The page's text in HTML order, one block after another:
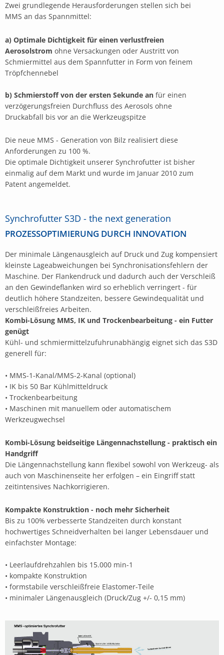
Zwei grundlegende Herausforderungen stellen sich bei
MMS an das Spannmittel:
a) Optimale Dichtigkeit für einen verlustfreien
Aerosolstrom ohne Versackungen oder Austritt von
Schmiermittel aus dem Spannfutter in Form von feinem
Tröpfchennebel
b) Schmierstoff von der ersten Sekunde an für einen
verzögerungsfreien Durchfluss des Aerosols ohne
Druckabfall bis vor an die Werkzeugspitze
Die neue MMS - Generation von Bilz realisiert diese
Anforderungen zu 100 %.
Die optimale Dichtigkeit unserer Synchrofutter ist bisher
einmalig auf dem Markt und wurde im Januar 2010 zum
Patent angemeldet.
Synchrofutter S3D - the next generation
PROZESSOPTIMIERUNG DURCH INNOVATION
Der minimale Längenausgleich auf Druck und Zug kompensiert
kleinste Lageabweichungen bei Synchronisationsfehlern der
Maschine. Der Flankendruck und dadurch auch der Verschleiß
an den Gewindeflanken wird so erheblich verringert - für
deutlich höhere Standzeiten, bessere Gewindequalität und
verschleißfreies Arbeiten.
Kombi-Lösung MMS, IK und Trockenbearbeitung - ein Futter
genügt
Kühl- und schmiermittelzufuhrunabhängig eignet sich das S3D
generell für:
• MMS-1-Kanal/MMS-2-Kanal (optional)
• IK bis 50 Bar Kühlmitteldruck
• Trockenbearbeitung
• Maschinen mit manuellem oder automatischem
Werkzeugwechsel
Kombi-Lösung beidseitige Längennachstellung - praktisch ein
Handgriff
Die Längennachstellung kann flexibel sowohl von Werkzeug- als
auch von Maschinenseite her erfolgen – ein Eingriff statt
zeitintensives Nachkorrigieren.
Kompakte Konstruktion - noch mehr Sicherheit
Bis zu 100% verbesserte Standzeiten durch konstant
hochwertiges Schneidverhalten bei langer Lebensdauer und
einfachster Montage:
• Leerlaufdrehzahlen bis 15.000 min-1
• kompakte Konstruktion
• formstabile verschleißfreie Elastomer-Teile
• minimaler Längenausgleich (Druck/Zug +/- 0,15 mm)